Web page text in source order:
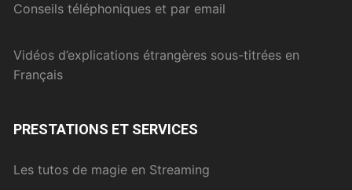
Conseils téléphoniques et par email
Vidéos d’explications étrangères sous-titrées en
Français
PRESTATIONS ET SERVICES
Les tutos de magie en Streaming